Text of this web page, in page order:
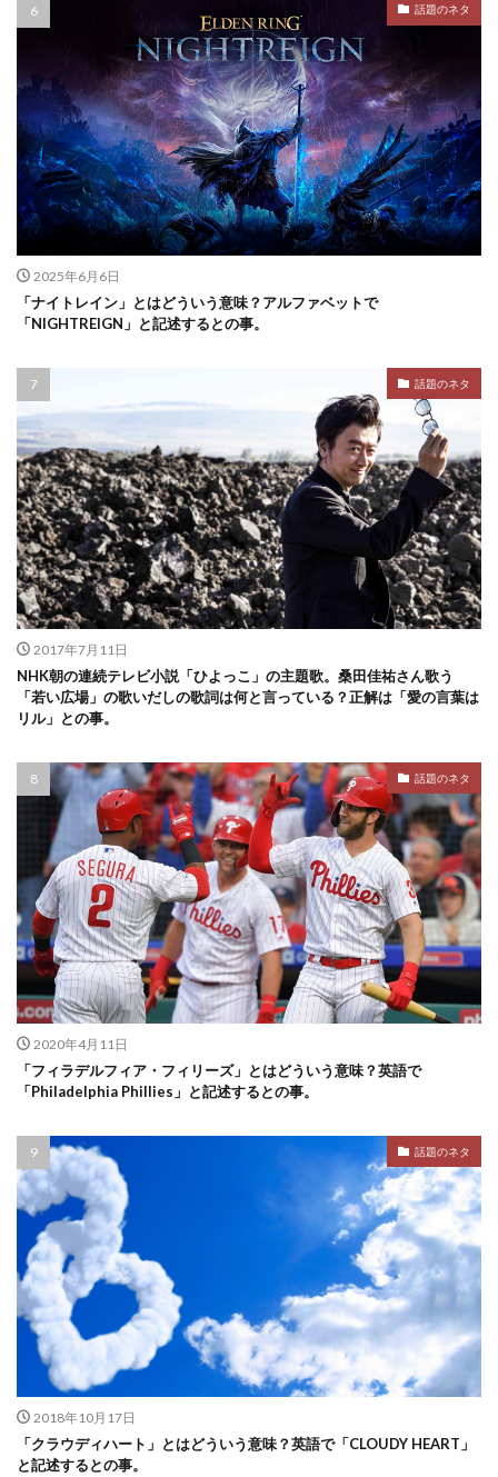
話題のネタ
2025年6月6日
「ナイトレイン」とはどういう意味？アルファベットで
「NIGHTREIGN」と記述するとの事。
話題のネタ
2017年7月11日
NHK朝の連続テレビ小説「ひよっこ」の主題歌。桑田佳祐さん歌う
「若い広場」の歌いだしの歌詞は何と言っている？正解は「愛の言葉は
リル」との事。
話題のネタ
2020年4月11日
「フィラデルフィア・フィリーズ」とはどういう意味？英語で
「Philadelphia Phillies」と記述するとの事。
話題のネタ
2018年10月17日
「クラウディハート」とはどういう意味？英語で「CLOUDY HEART」
と記述するとの事。